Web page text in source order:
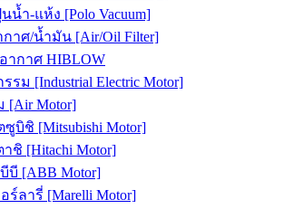
น้ำ-แห้ง [Polo Vacuum]
กาศ/น้ำมัน [Air/Oil Filter]
ากาศ HIBLOW
รม [Industrial Electric Motor]
[Air Motor]
บิชิ [Mitsubishi Motor]
ชิ [Hitachi Motor]
บี [ABB Motor]
ร์ลารี่ [Marelli Motor]